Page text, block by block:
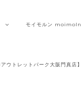
モイモルン moimoln
アウトレットパーク大阪門真店